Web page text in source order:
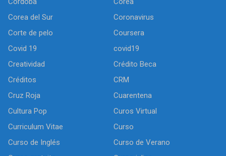
Corea del Sur
Coronavirus
Corte de pelo
Coursera
Covid 19
covid19
Creatividad
Crédito Beca
Créditos
CRM
Cruz Roja
Cuarentena
Cultura Pop
Curos Virtual
Curriculum Vitae
Curso
Curso de Inglés
Curso de Verano